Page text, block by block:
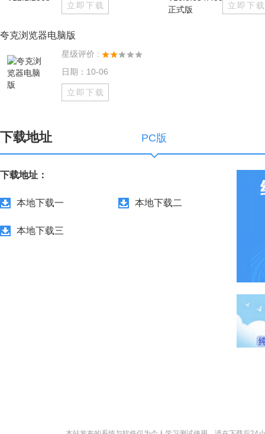
立即下载 立即下载
夸克浏览器电脑版
星级评价 :
日期：10-06
立即下载
下载地址 PC版
下载地址：
本地下载一 本地下载二
本地下载三